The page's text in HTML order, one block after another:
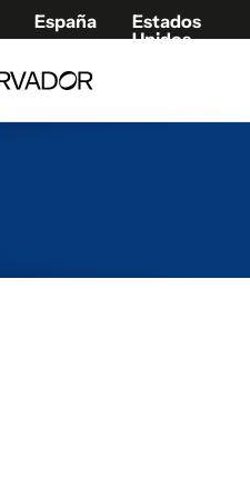
España
Estados
Unidos